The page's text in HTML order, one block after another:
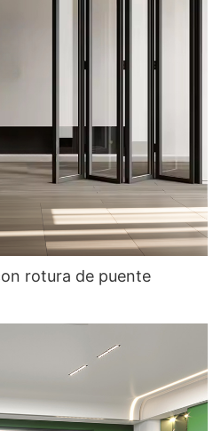
rotura de puente